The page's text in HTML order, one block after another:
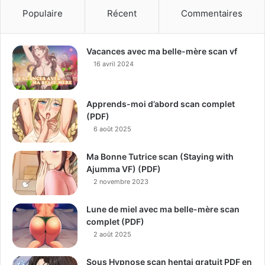
Populaire Récent Commentaires
Vacances avec ma belle-mère scan vf
16 avril 2024
Apprends-moi d’abord scan complet
(PDF)
6 août 2025
Ma Bonne Tutrice scan (Staying with
Ajumma VF) (PDF)
2 novembre 2023
Lune de miel avec ma belle-mère scan
complet (PDF)
2 août 2025
Sous Hypnose scan hentai gratuit PDF en